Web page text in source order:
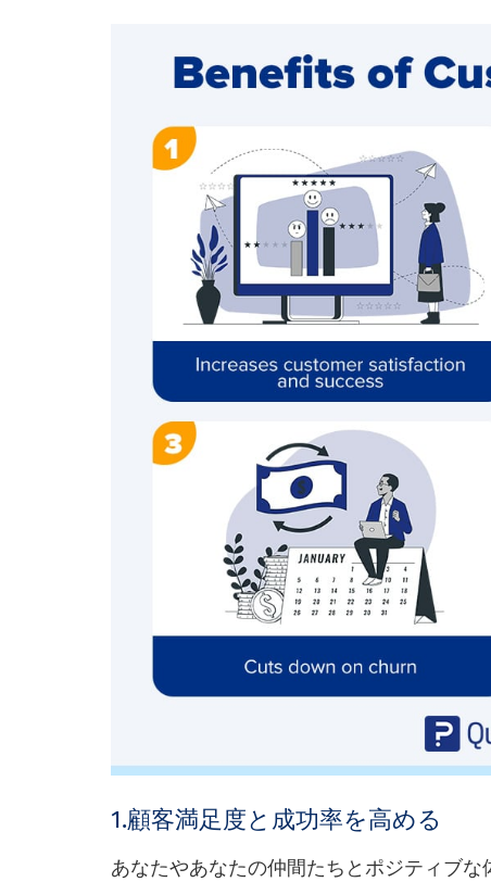
1.顧客満足度と成功率を高める
あなたやあなたの仲間たちとポジティブ